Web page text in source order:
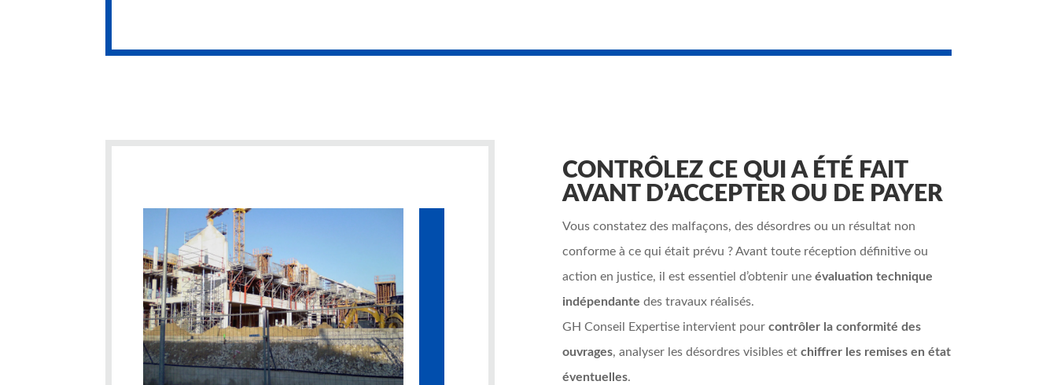
CONTRÔLEZ CE QUI A ÉTÉ FAIT
AVANT D’ACCEPTER OU DE PAYER
Vous constatez des malfaçons, des désordres ou un résultat non
conforme à ce qui était prévu ? Avant toute réception définitive ou
action en justice, il est essentiel d’obtenir une évaluation technique
indépendante des travaux réalisés.
GH Conseil Expertise intervient pour contrôler la conformité des
ouvrages, analyser les désordres visibles et chiffrer les remises en état
éventuelles.